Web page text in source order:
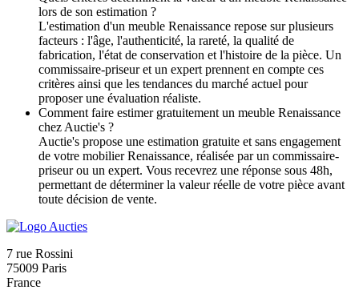
lors de son estimation ?
L'estimation d'un meuble Renaissance repose sur plusieurs
facteurs : l'âge, l'authenticité, la rareté, la qualité de
fabrication, l'état de conservation et l'histoire de la pièce. Un
commissaire-priseur et un expert prennent en compte ces
critères ainsi que les tendances du marché actuel pour
proposer une évaluation réaliste.
Comment faire estimer gratuitement un meuble Renaissance
chez Auctie's ?
Auctie's propose une estimation gratuite et sans engagement
de votre mobilier Renaissance, réalisée par un commissaire-
priseur ou un expert. Vous recevrez une réponse sous 48h,
permettant de déterminer la valeur réelle de votre pièce avant
toute décision de vente.
7 rue Rossini
75009 Paris
France